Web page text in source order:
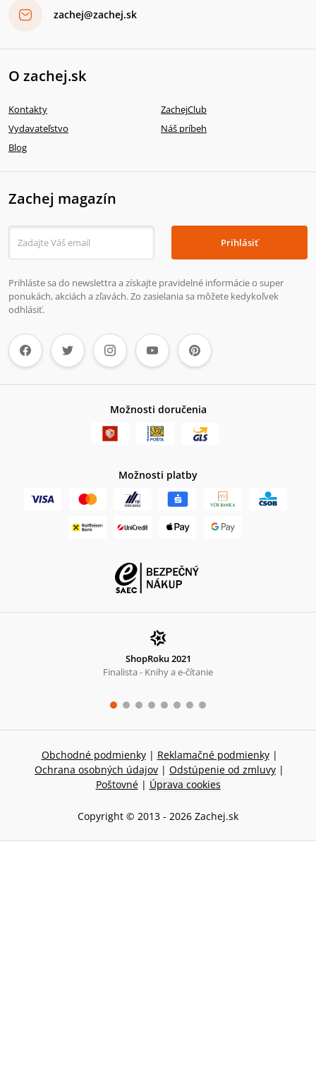
zachej@zachej.sk
O zachej.sk
Kontakty
ZachejClub
Vydavateľstvo
Náš príbeh
Blog
Zachej magazín
Prihlásiť
Prihláste sa do newslettra a získajte pravidelné informácie o super
ponukách, akciách a zľavách. Zo zasielania sa môžete kedykoľvek
odhlásiť.
Možnosti doručenia
Možnosti platby
ShopRoku 2021
Finalista - Knihy a e-čítanie
Obchodné podmienky | Reklamačné podmienky |
Ochrana osobných údajov | Odstúpenie od zmluvy |
Poštovné | Úprava cookies
Copyright © 2013 - 2026 Zachej.sk